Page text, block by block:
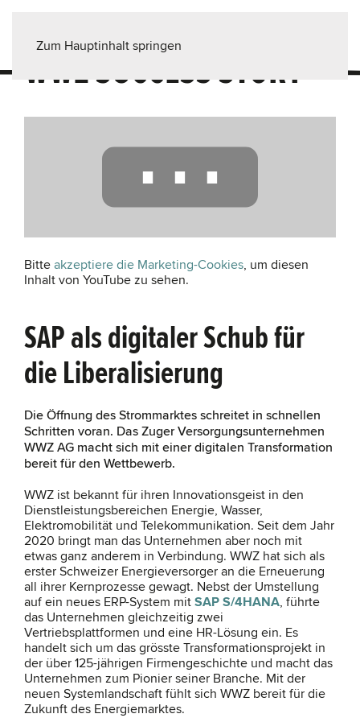
Zum Hauptinhalt springen
WWZ SUCCESS STORY
⋯
Bitte akzeptiere die Marketing-Cookies, um diesen
Inhalt von YouTube zu sehen.
SAP als digitaler Schub für
die Liberalisierung
Die Öffnung des Strommarktes schreitet in schnellen
Schritten voran. Das Zuger Versorgungsunternehmen
WWZ AG macht sich mit einer digitalen Transformation
bereit für den Wettbewerb.
WWZ ist bekannt für ihren Innovationsgeist in den
Dienstleistungsbereichen Energie, Wasser,
Elektromobilität und Telekommunikation. Seit dem Jahr
2020 bringt man das Unternehmen aber noch mit
etwas ganz anderem in Verbindung. WWZ hat sich als
erster Schweizer Energieversorger an die Erneuerung
all ihrer Kernprozesse gewagt. Nebst der Umstellung
auf ein neues ERP-System mit SAP S/4HANA, führte
das Unternehmen gleichzeitig zwei
Vertriebsplattformen und eine HR-Lösung ein. Es
handelt sich um das grösste Transformationsprojekt in
der über 125-jährigen Firmengeschichte und macht das
Unternehmen zum Pionier seiner Branche. Mit der
neuen Systemlandschaft fühlt sich WWZ bereit für die
Zukunft des Energiemarktes.